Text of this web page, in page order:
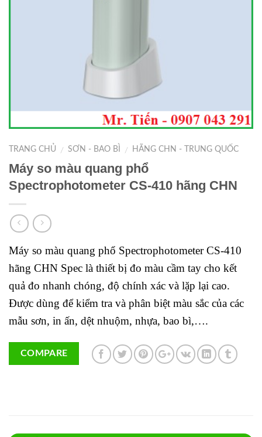
TRANG CHỦ / SƠN - BAO BÌ / HÃNG CHN - TRUNG QUỐC
Máy so màu quang phổ
Spectrophotometer CS-410 hãng CHN
Máy so màu quang phổ Spectrophotometer CS-410
hãng CHN Spec là thiết bị đo màu cầm tay cho kết
quả đo nhanh chóng, độ chính xác và lặp lại cao.
Được dùng để kiểm tra và phân biệt màu sắc của các
mẫu sơn, in ấn, dệt nhuộm, nhựa, bao bì,….
COMPARE